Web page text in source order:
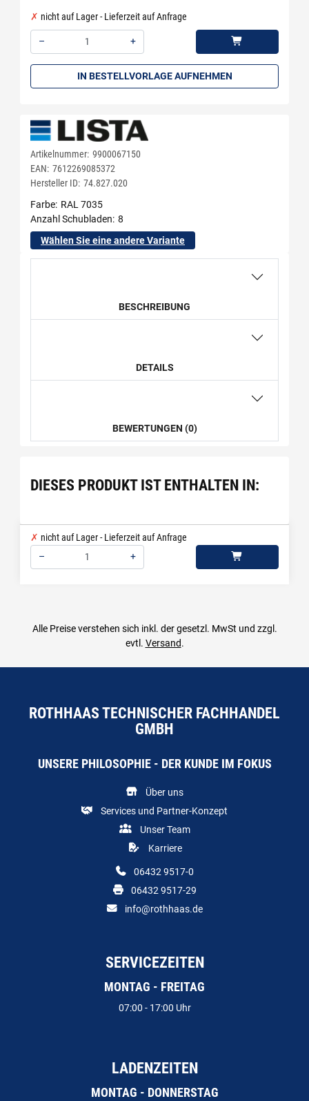
nicht auf Lager - Lieferzeit auf Anfrage
–
+
IN BESTELLVORLAGE AUFNEHMEN
Artikelnummer: 9900067150
EAN: 7612269085372
Hersteller ID: 74.827.020
Farbe RAL 7035
Anzahl Schubladen 8
Wählen Sie eine andere Variante
BESCHREIBUNG
DETAILS
BEWERTUNGEN (0)
DIESES PRODUKT IST ENTHALTEN IN:
nicht auf Lager - Lieferzeit auf Anfrage
–
+
Alle Preise verstehen sich inkl. der gesetzl. MwSt und zzgl.
evtl. Versand.
ROTHHAAS TECHNISCHER FACHHANDEL
GMBH
UNSERE PHILOSOPHIE - DER KUNDE IM FOKUS
Über uns
Services und Partner-Konzept
Unser Team
Karriere
06432 9517-0
06432 9517-29
info@rothhaas.de
SERVICEZEITEN
MONTAG - FREITAG
07:00 - 17:00 Uhr
LADENZEITEN
MONTAG - DONNERSTAG